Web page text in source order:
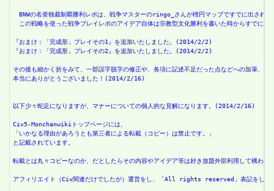
BNWの名誉独裁制覇勝利レポは、戦争マスターのringo_さんが楕円マップですでに出され
この戦略を使った戦争プレイレポのアイデア自体は宗教型文化勝利を書いた時からすでに
『おまけ：「完成形」プレイその1』を追加いたしました。(2014/2/2)
『おまけ：「完成形」プレイその2』を追加いたしました。(2014/2/2)
その後も細かく折をみて、一部誤字脱字の修正や、各項に記述不足だった点などへの加筆、
本当にありがとうございました！(2014/2/16)
以下少々蛇足になりますが、マナーについての個人的な見解になります。(2014/2/16)
Civ5-Monchanwikiトップページには、
「いかなる理由があろうとも第三者による転載（コピー）は禁止です。」
と記載されています。
転載とは丸々コピーなのか、だとしたらその内容やアイデア等は好き放題外部利用して構わな
アフィリエイト（Civ関連だけでしたが）運営をし、「All rights reserved」表記をした上で